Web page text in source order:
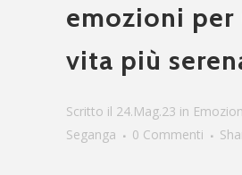
emozioni per
vita più
Scritto il 24.Mag.23 in
Seganga
0 Commenti